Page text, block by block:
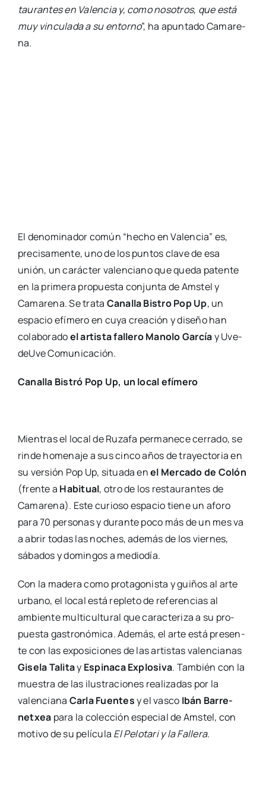
tau­ran­tes en Valen­cia y, como noso­tros, que está
muy vin­cu­la­da a su entorno”, ha apun­ta­do Cama­re­
na.
El deno­mi­na­dor común “hecho en Valen­cia” es,
pre­ci­sa­men­te, uno de los pun­tos cla­ve de esa
unión, un carác­ter valen­ciano que que­da paten­te
en la pri­me­ra pro­pues­ta con­jun­ta de Ams­tel y
Cama­re­na. Se tra­ta Cana­lla Bis­tro Pop Up, un
espa­cio efí­me­ro en cuya crea­ción y dise­ño han
cola­bo­ra­doel artis­ta falle­ro Mano­lo Gar­cíay Uve­
deU­ve Comu­ni­ca­ción.
Cana­lla Bis­tró Pop Up, un local efí­me­ro
Mien­tras el local de Ruza­fa per­ma­ne­ce cerra­do, se
rin­de home­na­je a sus cin­co años de tra­yec­to­ria en
su ver­sión Pop Up, situa­da enel Mer­ca­do de Colón
(fren­te a Habi­tual, otro de los res­tau­ran­tes de
Cama­re­na). Este curio­so espa­cio tie­ne un afo­ro
para 70 per­so­nas y duran­te poco más de un mes va
a abrir todas las noches, ade­más de los vier­nes,
sába­dos y domin­gos a medio­día.
Con la made­ra como pro­ta­go­nis­ta y gui­ños al arte
urbano, el local está reple­to de refe­ren­cias al
ambien­te mul­ti­cul­tu­ral que carac­te­ri­za a su pro­
pues­ta gas­tro­nó­mi­ca. Ade­más, el arte está pre­sen­
te con las expo­si­cio­nes de las artis­tas valen­cia­nas
Gise­la Tali­tay Espi­na­ca Explo­si­va. Tam­bién con la
mues­tra de las ilus­tra­cio­nes rea­li­za­das por la
valen­cia­na Car­la Fuen­tesy el vas­co Ibán Barre­
netxea para la colec­ción espe­cial de Ams­tel, con
moti­vo de su pelí­cu­la El Pelo­ta­ri y la Falle­ra.